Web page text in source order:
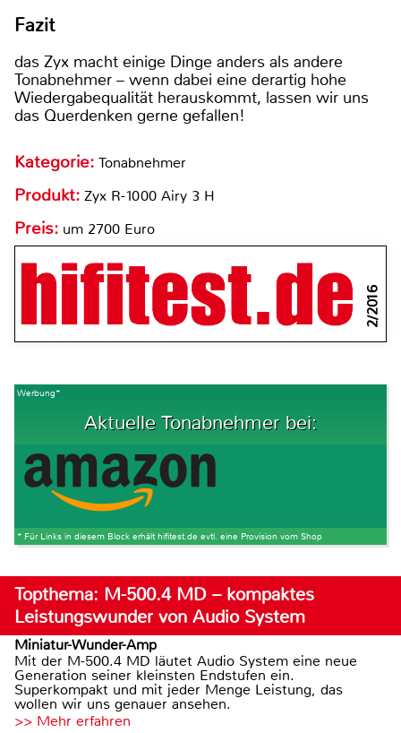
Fazit
das Zyx macht einige Dinge anders als andere
Tonabnehmer – wenn dabei eine derartig hohe
Wiedergabequalität herauskommt, lassen wir uns
das Querdenken gerne gefallen!
Kategorie: Tonabnehmer
Produkt: Zyx R-1000 Airy 3 H
Preis: um 2700 Euro
2/2016
Werbung*
Aktuelle Tonabnehmer bei:
* Für Links in diesem Block erhält hifitest.de evtl. eine Provision vom Shop
Topthema: M-500.4 MD – kompaktes
Leistungswunder von Audio System
Miniatur-Wunder-Amp
Mit der M-500.4 MD läutet Audio System eine neue
Generation seiner kleinsten Endstufen ein.
Superkompakt und mit jeder Menge Leistung, das
wollen wir uns genauer ansehen.
>> Mehr erfahren